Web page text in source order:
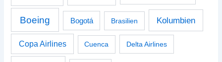
Boeing Bogotá Brasilien Kolumbien
Copa Airlines Cuenca Delta Airlines